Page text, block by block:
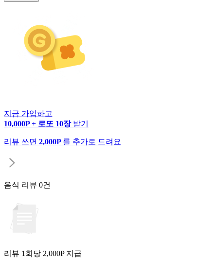
지금 가입하고
10,000P + 로또 10장 받기
리뷰 쓰면 2,000P 를 추가로 드려요
음식 리뷰 0건
리뷰 1회당 2,000P 지급